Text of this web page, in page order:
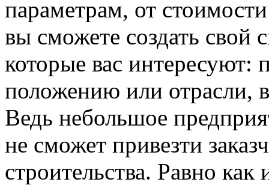
параметрам, от
вы сможете создать свой
которые вас интересуют:
положению или отрасли,
Ведь небольшое
не сможет привезти
строительства. Равно как